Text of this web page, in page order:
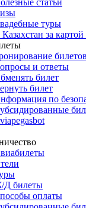
туры
за
билетов
и ответы
билет
билет
по
Д билеты
оплаты